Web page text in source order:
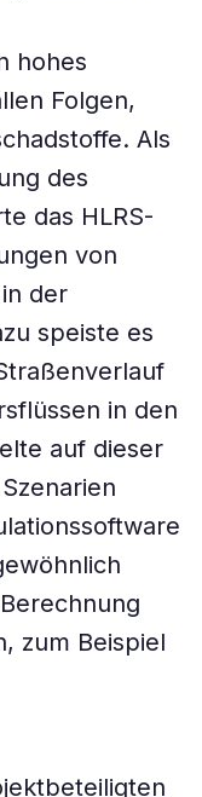
hohes
Folgen,
Als
des
das HLRS-
von
der
speiste es
in den
auf dieser
zum Beispiel